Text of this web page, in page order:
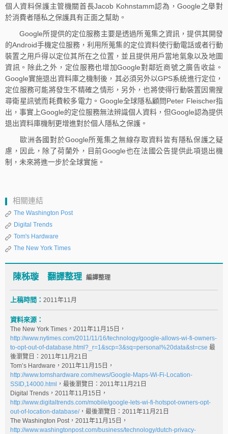
個人資料保護主管機關首長Jacob Kohnstamm認為，Google之舉對
於消費者隱私之保護具有正面之幫助。
Google所提供的定位服務主要是透過所蒐集之資訊，提供其開發
的Android手機定位服務，利用所蒐集的定位資料使行動電話或者行動
裝置之用戶得以定位其所在之位置，並且提供用戶當地氣象以及地圖
資訊。除此之外，定位服務也增加Google對鄰近商號之廣告收益。
Google實施退出資料庫之機制後，其必須另外以GPS系統進行定位，
定位服務可能將發生不精確之情形，另外，也將使得行動裝置因需搜
尋衛星訊號而耗費較多電力。Google全球隱私顧問Peter Fleischer指
出，事實上Google的定位服務無法辨識個人資料，但Google認為提供
退出資料庫機制更增進對於個人隱私之保護。
歐洲各國對於Google所蒐集之無線存取資料皆有隱私保護之疑
慮，因此，除了荷蘭外，目前Google也在法國公告提供此項退出機
制，未來將進一步於全球實施。
相關連結
The Washington Post
Digital Trends
Tom's Hardware
The New York Times
陳秭璇 翻譯整理 編譯整理
上稿時間： 2011年11月
資料來源：
The New York Times，2011年11月15日，
http://www.nytimes.com/2011/11/16/technology/google-allows-wi-fi-owners-
to-opt-out-of-database.html?_r=1&scp=3&sq=personal%20data&st=cse 最
後瀏覽日：2011年11月21日
Tom’s Hardware，2011年11月15日，
http://www.tomshardware.com/news/Google-Maps-Wi-Fi-Location-
SSID,14000.html ，最後瀏覽日：2011年11月21日
Digital Trends，2011年11月15日，
http://www.digitaltrends.com/mobile/google-lets-wi-fi-hotspot-owners-opt-
out-of-location-database/，最後瀏覽日：2011年11月21日
The Washington Post，2011年11月15日，
http://www.washingtonpost.com/business/technology/dutch-privacy-